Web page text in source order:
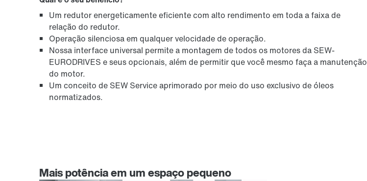
Um redutor energeticamente eficiente com alto rendimento em toda a faixa de
relação do redutor.
Operação silenciosa em qualquer velocidade de operação.
Nossa interface universal permite a montagem de todos os motores da SEW-
EURODRIVES e seus opcionais, além de permitir que você mesmo faça a manutenção
do motor.
Um conceito de SEW Service aprimorado por meio do uso exclusivo de óleos
normatizados.
Mais potência em um espaço pequeno